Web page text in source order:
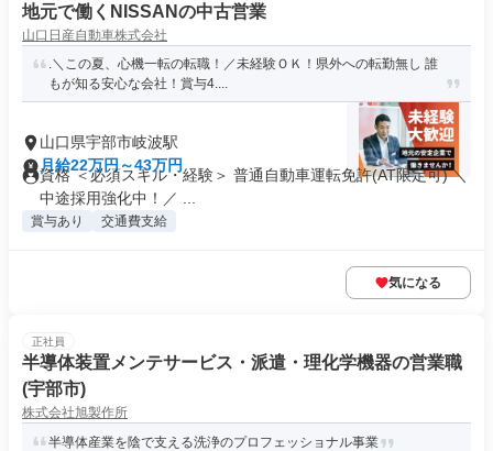
地元で働くNISSANの中古営業
山口日産自動車株式会社
.＼この夏、心機一転の転職！／未経験ＯＫ！県外への転勤無し 誰
もが知る安心な会社！賞与4....
山口県宇部市岐波駅
月給22万円～43万円
資格 ＜必須スキル・経験＞ 普通自動車運転免許(AT限定可) ＼
中途採用強化中！／ ...
賞与あり 交通費支給
気になる
正社員
半導体装置メンテサービス・派遣・理化学機器の営業職
(宇部市)
株式会社旭製作所
半導体産業を陰で支える洗浄のプロフェッショナル事業